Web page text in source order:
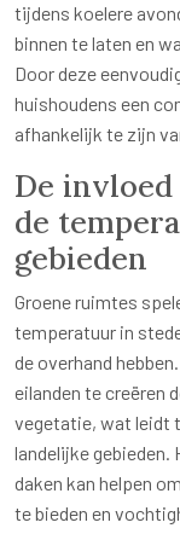
tijdens koelere
binnen te laten en
Door deze
huishoudens een
afhankelijk te zijn
De
de
gebieden
Groene ruimtes
temperatuur in
de overhand
eilanden te creëren
vegetatie, wat leidt
landelijke gebieden.
daken kan helpen
te bieden en